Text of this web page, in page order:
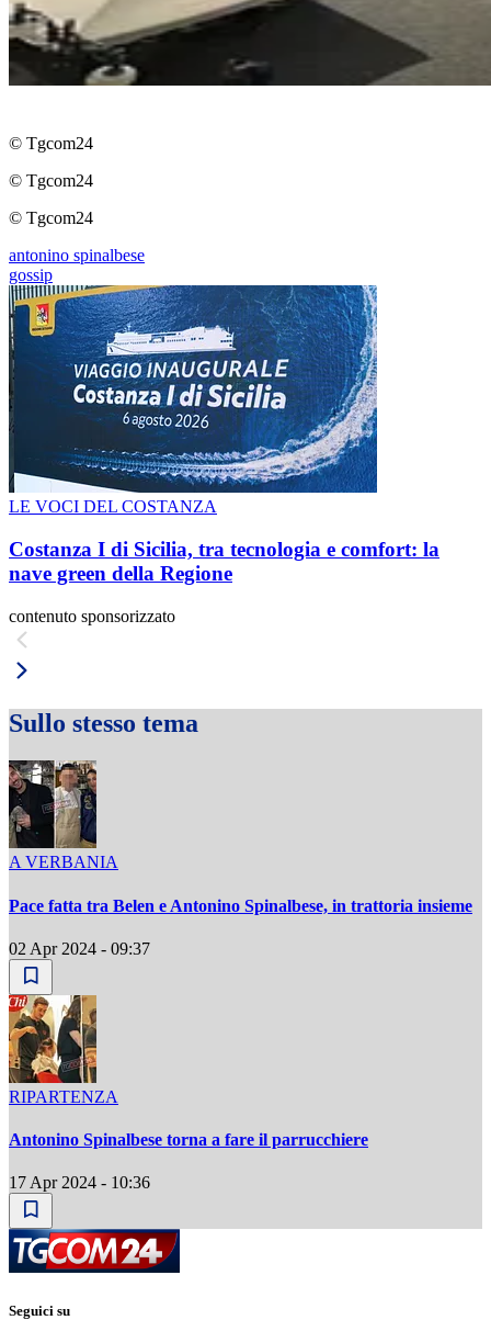
© Tgcom24
© Tgcom24
© Tgcom24
antonino spinalbese
gossip
LE VOCI DEL COSTANZA
Costanza I di Sicilia, tra tecnologia e comfort: la
nave green della Regione
contenuto sponsorizzato
Sullo stesso tema
A VERBANIA
Pace fatta tra Belen e Antonino Spinalbese, in trattoria insieme
02 Apr 2024 - 09:37
RIPARTENZA
Antonino Spinalbese torna a fare il parrucchiere
17 Apr 2024 - 10:36
Seguici su